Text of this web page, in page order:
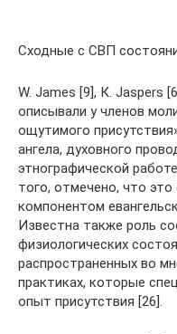
Сходные с СВП
W. James [9], К. Jaspers
описывали у членов
ощутимого
ангела, духовного
этнографической
того, отмечено, что
компонентом
Известна также роль
физиологических
распространенных во
практиках, которые
опыт присутствия [26].